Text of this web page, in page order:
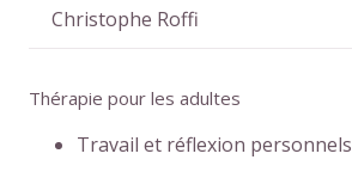
Christophe Roffi
Thérapie pour les adultes
Travail et réflexion personnels